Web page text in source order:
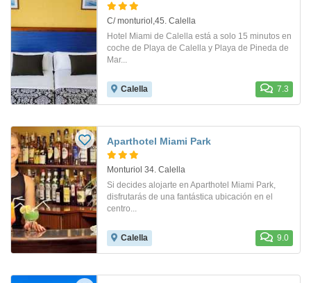
C/ monturiol,45. Calella
Hotel Miami de Calella está a solo 15 minutos en
coche de Playa de Calella y Playa de Pineda de
Mar...
Calella 7.3
Aparthotel Miami Park
Monturiol 34. Calella
Si decides alojarte en Aparthotel Miami Park,
disfrutarás de una fantástica ubicación en el
centro...
Calella 9.0